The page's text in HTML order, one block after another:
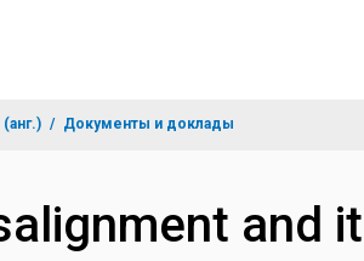
Документы и доклады
and